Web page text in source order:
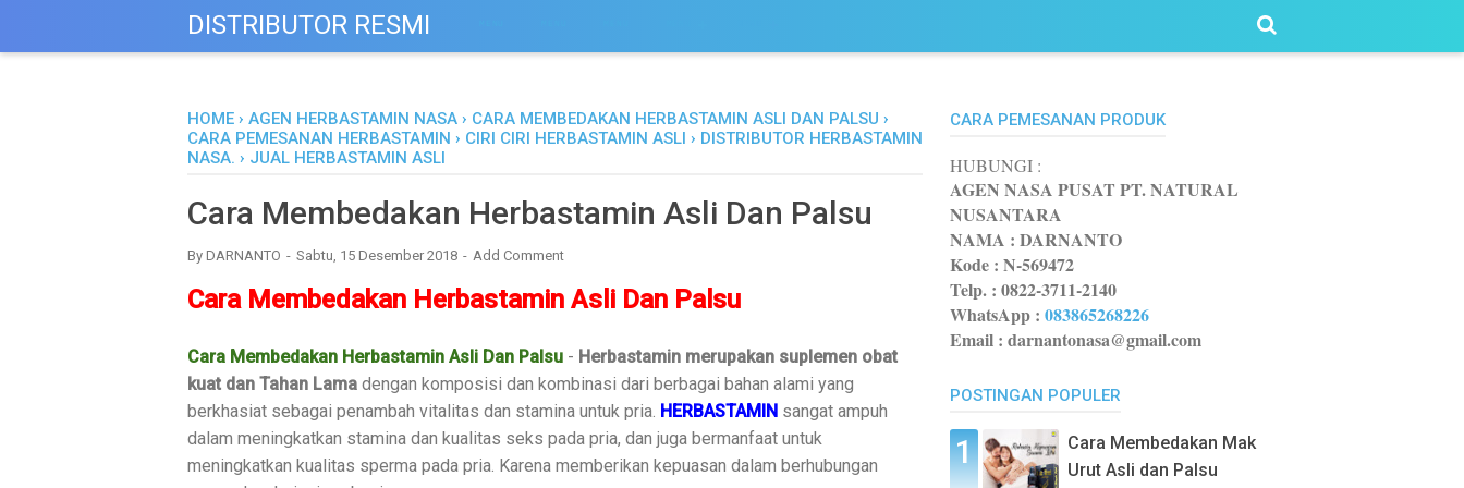
DISTRIBUTOR RESMI
HOME › AGEN HERBASTAMIN NASA › CARA MEMBEDAKAN HERBASTAMIN ASLI DAN PALSU ›
CARA PEMESANAN HERBASTAMIN › CIRI CIRI HERBASTAMIN ASLI › DISTRIBUTOR HERBASTAMIN
NASA. › JUAL HERBASTAMIN ASLI
Cara Membedakan Herbastamin Asli Dan Palsu
By DARNANTO Sabtu, 15 Desember 2018 Add Comment
Cara Membedakan Herbastamin Asli Dan Palsu
Cara Membedakan Herbastamin Asli Dan Palsu - Herbastamin merupakan suplemen obat
kuat dan Tahan Lama dengan komposisi dan kombinasi dari berbagai bahan alami yang
berkhasiat sebagai penambah vitalitas dan stamina untuk pria. HERBASTAMIN sangat ampuh
dalam meningkatkan stamina dan kualitas seks pada pria, dan juga bermanfaat untuk
meningkatkan kualitas sperma pada pria. Karena memberikan kepuasan dalam berhubungan
CARA PEMESANAN PRODUK
HUBUNGI :
AGEN NASA PUSAT PT. NATURAL
NUSANTARA
NAMA : DARNANTO
Kode : N-569472
Telp. : 0822-3711-2140
WhatsApp : 083865268226
Email : darnantonasa@gmail.com
POSTINGAN POPULER
Cara Membedakan Mak
Urut Asli dan Palsu